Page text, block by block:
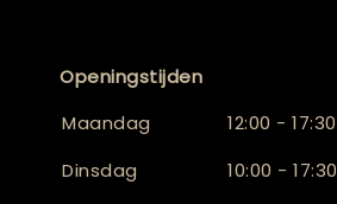
Openingstijden
Maandag
12:00 - 17:30
Dinsdag
10:00 - 17:30